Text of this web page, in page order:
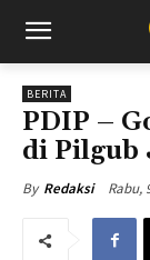
BERITA
PDIP –
di Pilgub
By Redaksi Rabu,